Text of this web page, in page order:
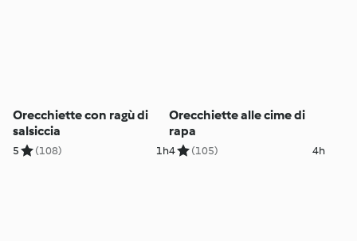
Orecchiette con ragù di
salsiccia
5 (108) 1h
Orecchiette alle cime di
rapa
4 (105) 4h